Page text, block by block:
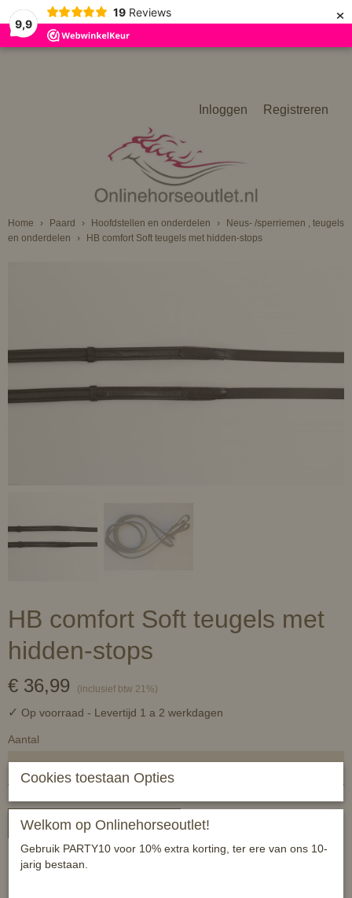
9,9
19 Reviews ×
Inloggen Registreren
Home › Paard › Hoofdstellen en onderdelen ›
Neus- /sperriemen , teugels
en onderdelen
› HB comfort Soft teugels met hidden-stops
HB comfort Soft teugels met
hidden-stops
€ 36,99 (inclusief btw 21%)
✓ Op voorraad - Levertijd 1 a 2 werkdagen
Aantal
In winkelwagen
Luxe HB Showtime soft lederen teugels met hidden-stops.
Cookies toestaan Opties
Welkom op Onlinehorseoutlet!
Gebruik PARTY10 voor 10% extra korting, ter ere van ons 10-
jarig bestaan.